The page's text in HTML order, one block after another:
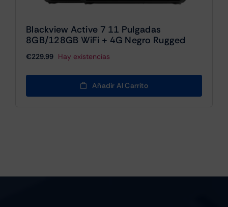
Blackview Active 7 11 Pulgadas
8GB/128GB WiFi + 4G Negro Rugged
€229.99 Hay existencias
Añadir Al Carrito